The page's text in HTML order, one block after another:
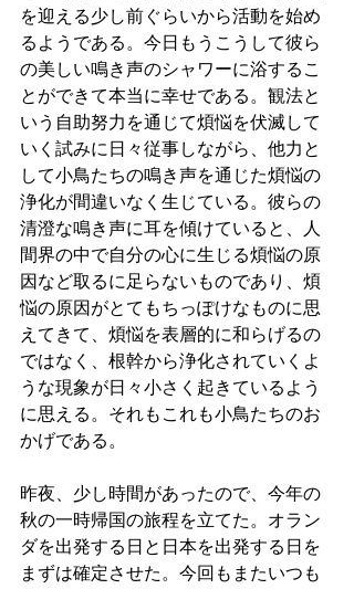
を迎える少し前ぐらいから活動を始め
るようである。今日もうこうして彼ら
の美しい鳴き声のシャワーに浴するこ
とができて本当に幸せである。観法と
いう自助努力を通じて煩悩を伏滅して
いく試みに日々従事しながら、他力と
して小鳥たちの鳴き声を通じた煩悩の
浄化が間違いなく生じている。彼らの
清澄な鳴き声に耳を傾けていると、人
間界の中で自分の心に生じる煩悩の原
因など取るに足らないものであり、煩
悩の原因がとてもちっぽけなものに思
えてきて、煩悩を表層的に和らげるの
ではなく、根幹から浄化されていくよ
うな現象が日々小さく起きているよう
に思える。それもこれも小鳥たちのお
かげである。
昨夜、少し時間があったので、今年の
秋の一時帰国の旅程を立てた。オラン
ダを出発する日と日本を出発する日を
まずは確定させた。今回もまたいつも